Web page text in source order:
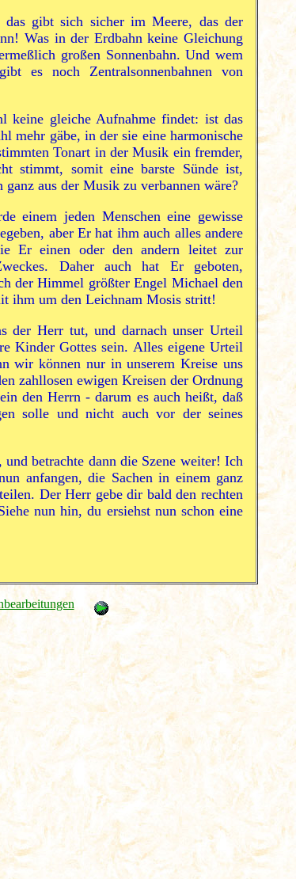
gibt sich sicher im Meere, das der
Was in der Erdbahn keine Gleichung
großen Sonnenbahn. Und wem
es noch Zentralsonnenbahnen von
keine gleiche Aufnahme findet: ist das
mehr gäbe, in der sie eine harmonische
Tonart in der Musik ein fremder,
stimmt, somit eine barste Sünde ist,
aus der Musik zu verbannen wäre?
einem jeden Menschen eine gewisse
aber Er hat ihm auch alles andere
Er einen oder den andern leitet zur
Daher auch hat Er geboten,
der Himmel größter Engel Michael den
ihm um den Leichnam Mosis stritt!
der Herr tut, und darnach unser Urteil
Kinder Gottes sein. Alles eigene Urteil
wir können nur in unserem Kreise uns
zahllosen ewigen Kreisen der Ordnung
den Herrn - darum es auch heißt, daß
solle und nicht auch vor der seines
betrachte dann die Szene weiter! Ich
anfangen, die Sachen in einem ganz
Der Herr gebe dir bald den rechten
nun hin, du ersiehst nun schon eine